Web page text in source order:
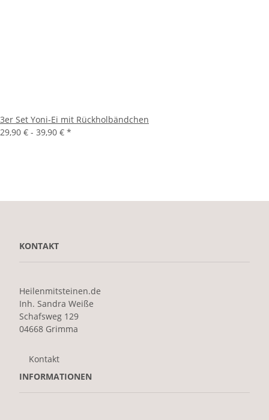
3er Set Yoni-Ei mit Rückholbändchen
29,90 € - 39,90 € *
KONTAKT
Heilenmitsteinen.de
Inh. Sandra Weiße
Schafsweg 129
04668 Grimma
Kontakt
INFORMATIONEN